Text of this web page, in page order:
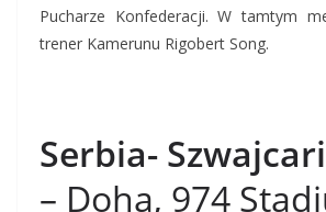
Pucharze Konfederacji. W tamtym
trener Kamerunu Rigobert Song.
Serbia-
– Doha, 974